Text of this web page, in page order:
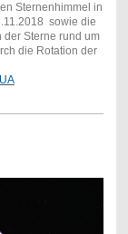
Sternenhimmel in
sowie die
Sterne rund um
die Rotation der